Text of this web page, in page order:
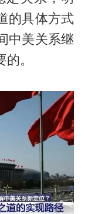
的具体方式
中美关系继
。